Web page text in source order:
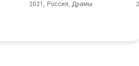
2021, Россия, Драмы